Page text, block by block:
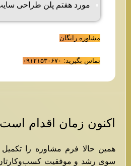
مورد هفتم پلن طراحی
مشاوره رایگان
تماس بگیرید: ۰۹۱۲۱۵۳۰۶۷۰
اکنون زمان اقدام
همین حالا فرم مشاوره را
سوی رشد و موفقیت کسب‌وکارتان